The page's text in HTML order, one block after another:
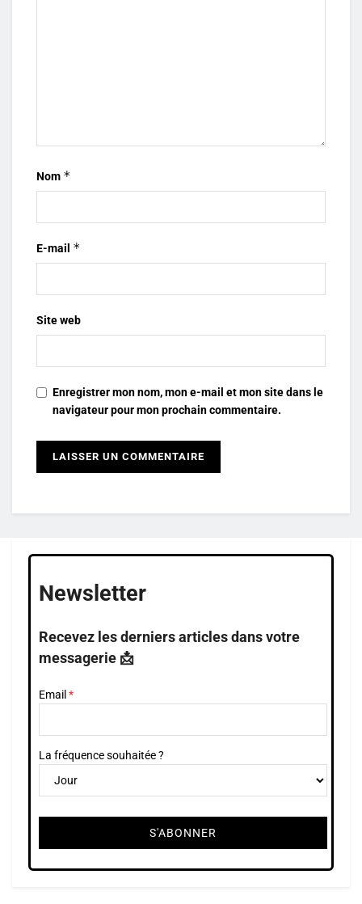
Nom *
E-mail *
Site web
Enregistrer mon nom, mon e-mail et mon site dans le
navigateur pour mon prochain commentaire.
Newsletter
Recevez les derniers articles dans votre
messagerie 📩
Email
La fréquence souhaitée ?